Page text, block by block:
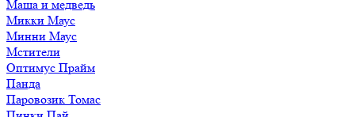
Маша и медведь
Микки Маус
Минни Маус
Мстители
Оптимус Прайм
Панда
Паровозик Томас